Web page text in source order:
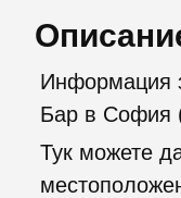
Информация
Бар в София
Тук можете